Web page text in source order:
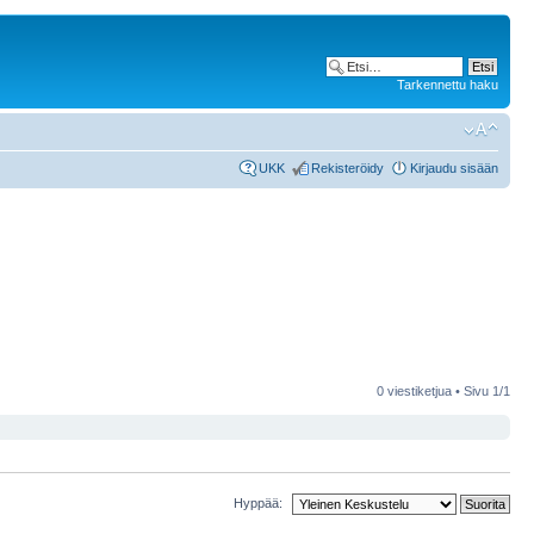
Tarkennettu haku
UKK Rekisteröidy Kirjaudu sisään
0 viestiketjua • Sivu 1/1
Hyppää: